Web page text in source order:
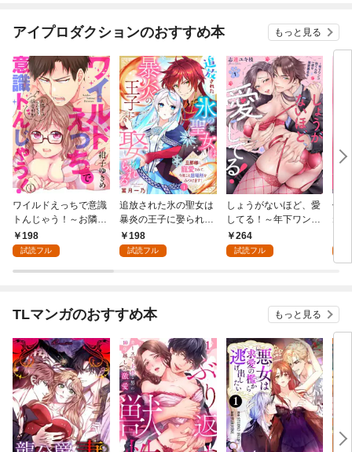
アイプロダクションのおすすめ本 もっと見る
ワイルドえっちで意識
トんじゃう！～お隣さ
んはコワモテ溺愛野獣
～1
198
試読フル
追放された氷の聖女は
暴炎の王子に娶られる
～旦那様に寵愛され
て、今度こそ居場所を
198
試読フル
しょうがないほど、愛
してる！～年下ワンコ
秋くんの一途な溺愛暴
走中～1
264
試読フル
俺
ね
ッ
TLマンガのおすすめ本 もっと見る